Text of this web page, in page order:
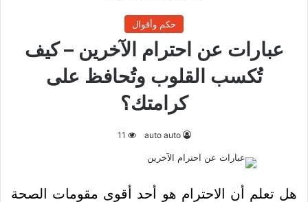
حكم وأقوال
عبارات عن احترام الآخرين – كيف
تُكسب القلوب وتُحافظ على
كرامتك؟
auto auto
11
هل تعلم أن الاحترام هو أحد أقوى مقومات الصحة